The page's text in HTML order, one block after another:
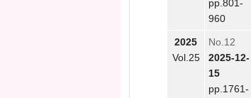
pp.801-
960
2025
Vol.25
No.12
2025-12-
15
pp.1761-